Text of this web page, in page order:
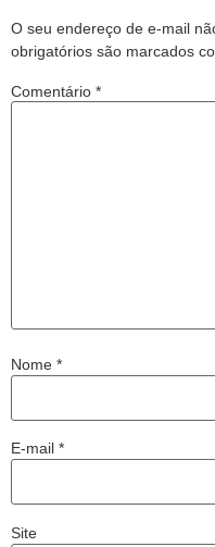
O seu endereço de e-mail
obrigatórios são marcados
Comentário *
Nome *
E-mail *
Site